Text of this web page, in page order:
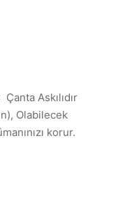
Askılıdır
Olabilecek
korur.